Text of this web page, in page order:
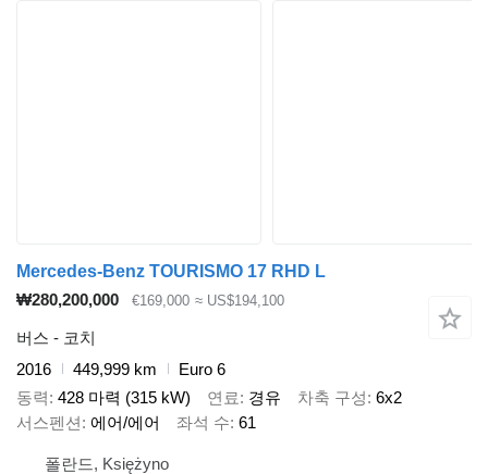
Mercedes-Benz TOURISMO 17 RHD L
₩280,200,000
€169,000 ≈ US$194,100
버스 - 코치
2016
449,999 km
Euro 6
동력 428 마력 (315 kW) 연료 경유 차축 구성 6x2
서스펜션 에어/에어 좌석 수 61
폴란드, Księżyno